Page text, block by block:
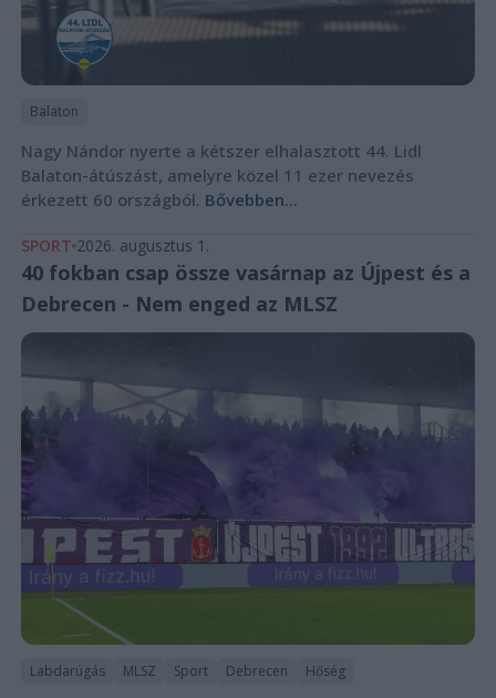
Balaton
Nagy Nándor nyerte a kétszer elhalasztott 44. Lidl
Balaton-átúszást, amelyre közel 11 ezer nevezés
érkezett 60 országból. Bővebben...
SPORT 2026. augusztus 1.
40 fokban csap össze vasárnap az Újpest és a
Debrecen - Nem enged az MLSZ
Labdarúgás MLSZ Sport Debrecen Hőség